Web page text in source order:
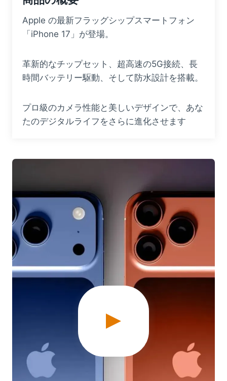
Apple の最新フラッグシップスマートフォン
「iPhone 17」が登場。
革新的なチップセット、超高速の5G接続、長
時間バッテリー駆動、そして防水設計を搭載。
プロ級のカメラ性能と美しいデザインで、あな
たのデジタルライフをさらに進化させます